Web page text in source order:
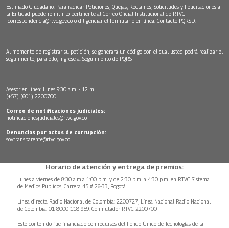
Estimado Ciudadano: Para radicar Peticiones, Quejas, Reclamos, Solicitudes y Felicitaciones a
la Entidad puede remitir lo pertinente al Correo Oficial Institucional de RTVC
correspondencia@rtvc.gov.co o diligenciar el formulario en línea: Contacto PQRSD.
Al momento de registrar su petición, se generará un código con el cual usted podrá realizar el
seguimiento, para ello, ingrese a: Seguimiento de PQRS
Asesor en línea: lunes 9:30 a.m. - 12 m
(+57) (601) 2200700
Correo de notificaciones judiciales:
notificacionesjudiciales@rtvc.gov.co
Denuncias por actos de corrupción:
soytransparente@rtvc.gov.co
Horario de atención y entrega de premios:
Lunes a viernes de 8:30 a.m.a 1:00 p.m. y de 2:30 p.m. a 4:30 p.m. en RTVC Sistema
de Medios Públicos, Carrera 45 # 26-33, Bogotá.
Línea directa Radio Nacional de Colombia: 2200727, Línea Nacional Radio Nacional
de Colombia: 01 8000 118 959. Conmutador RTVC 2200700
Este contenido fue financiado con recursos del Fondo Único de Tecnologías de la